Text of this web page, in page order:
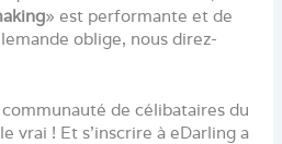
» est performante et de
oblige, nous direz-
communauté de célibataires du
vrai ! Et s’inscrire à eDarling a